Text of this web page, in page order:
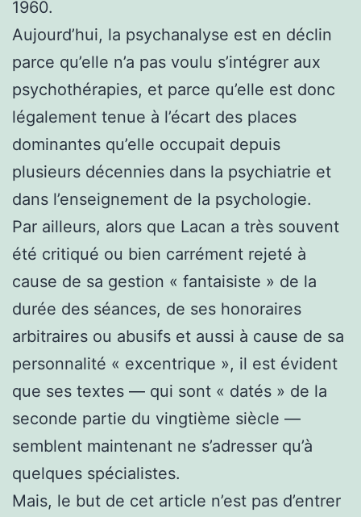
1960.
Aujourd’hui, la psychanalyse est en déclin
parce qu’elle n’a pas voulu s’intégrer aux
psychothérapies, et parce qu’elle est donc
légalement tenue à l’écart des places
dominantes qu’elle occupait depuis
plusieurs décennies dans la psychiatrie et
dans l’enseignement de la psychologie.
Par ailleurs, alors que Lacan a très souvent
été critiqué ou bien carrément rejeté à
cause de sa gestion « fantaisiste » de la
durée des séances, de ses honoraires
arbitraires ou abusifs et aussi à cause de sa
personnalité « excentrique », il est évident
que ses textes — qui sont « datés » de la
seconde partie du vingtième siècle —
semblent maintenant ne s’adresser qu’à
quelques spécialistes.
Mais, le but de cet article n’est pas d’entrer